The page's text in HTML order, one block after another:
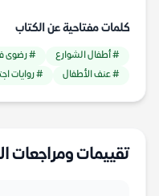
كلمات مفتاحية عن الكتاب
# أطفال الشوارع # رضوى
# عنف الأطفال
# روايات
تقييمات ومراجعات